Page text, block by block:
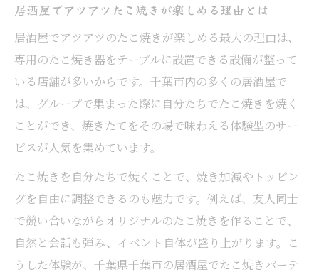
居酒屋でアツアツたこ焼きが楽しめる理由とは
居酒屋でアツアツのたこ焼きが楽しめる最大の理由は、
専用のたこ焼き器をテーブルに設置できる設備が整って
いる店舗が多いからです。千葉市内の多くの居酒屋で
は、グループで集まった際に自分たちでたこ焼きを焼く
ことができ、焼きたてをその場で味わえる体験型のサー
ビスが人気を集めています。
たこ焼きを自分たちで焼くことで、焼き加減やトッピン
グを自由に調整できるのも魅力です。例えば、友人同士
で競い合いながらオリジナルのたこ焼きを作ることで、
自然と会話も弾み、イベント自体が盛り上がります。こ
うした体験が、千葉県千葉市の居酒屋でたこ焼きパーテ